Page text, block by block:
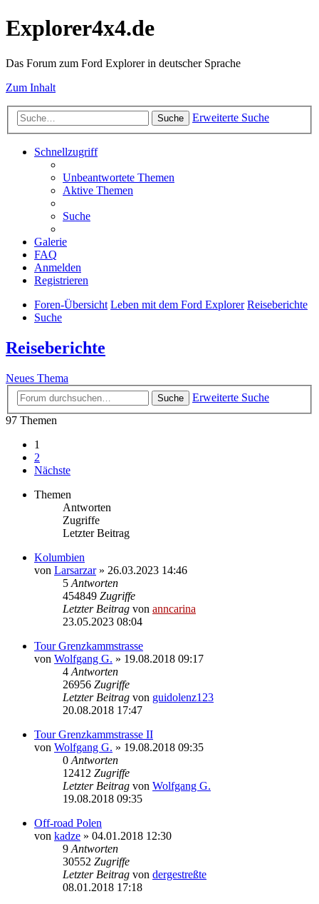
Explorer4x4.de
Das Forum zum Ford Explorer in deutscher Sprache
Zum Inhalt
Suche Erweiterte Suche
Schnellzugriff
Unbeantwortete Themen
Aktive Themen
Suche
Galerie
FAQ
Anmelden
Registrieren
Foren-Übersicht Leben mit dem Ford Explorer Reiseberichte
Suche
Reiseberichte
Neues Thema
Suche
Erweiterte Suche
97 Themen
1
2
Nächste
Themen
Antworten
Zugriffe
Letzter Beitrag
Kolumbien
von Larsarzar» 26.03.2023 14:46
5 Antworten
454849 Zugriffe
Letzter Beitrag von anncarina
23.05.2023 08:04
Tour Grenzkammstrasse
von Wolfgang G. » 19.08.2018 09:17
4 Antworten
26956 Zugriffe
Letzter Beitrag von guidolenz123
20.08.2018 17:47
Tour Grenzkammstrasse II
von Wolfgang G. » 19.08.2018 09:35
0 Antworten
12412 Zugriffe
Letzter Beitrag von Wolfgang G.
19.08.2018 09:35
Off-road Polen
von kadze » 04.01.2018 12:30
9 Antworten
30552 Zugriffe
Letzter Beitrag von dergestreßte
08.01.2018 17:18